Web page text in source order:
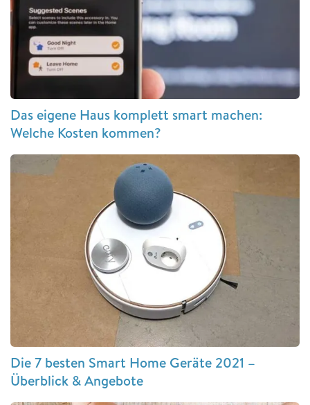
Das eigene Haus komplett smart machen:
Welche Kosten kommen?
Die 7 besten Smart Home Geräte 2021 –
Überblick & Angebote